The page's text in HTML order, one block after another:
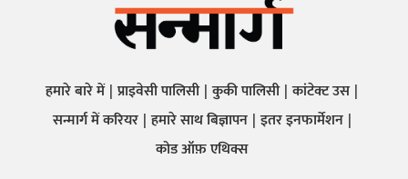
हमारे बारे में प्राइवेसी पालिसी कुकी पालिसी कांटेक्ट उस
सन्मार्ग में करियर हमारे साथ बिज्ञापन इतर इनफार्मेशन
कोड ऑफ़ एथिक्स